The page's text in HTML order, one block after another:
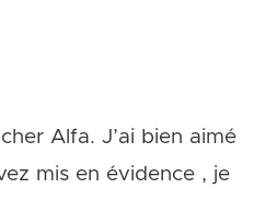
Alfa. J’ai bien aimé
mis en évidence , je